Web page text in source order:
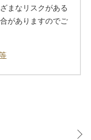
まなリスクがある
がありますのでご